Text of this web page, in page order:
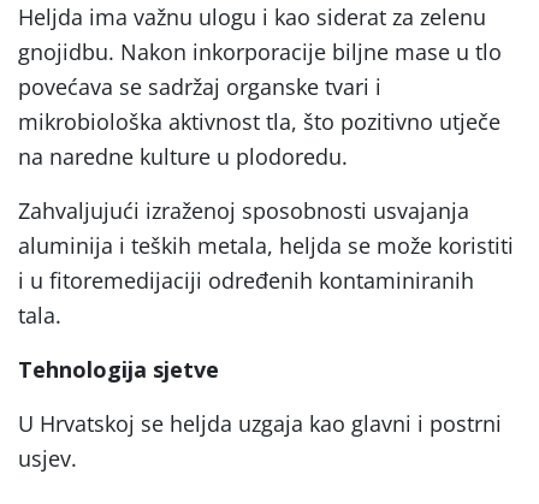
Heljda ima važnu ulogu i kao siderat za zelenu
gnojidbu. Nakon inkorporacije biljne mase u tlo
povećava se sadržaj organske tvari i
mikrobiološka aktivnost tla, što pozitivno utječe
na naredne kulture u plodoredu.
Zahvaljujući izraženoj sposobnosti usvajanja
aluminija i teških metala, heljda se može koristiti
i u fitoremedijaciji određenih kontaminiranih
tala.
Tehnologija sjetve
U Hrvatskoj se heljda uzgaja kao glavni i postrni
usjev.